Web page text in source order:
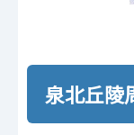
泉北丘陵